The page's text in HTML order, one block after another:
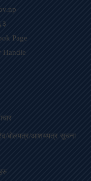
Page
Handle
बोलपत्र/आशयपत्र सूचना